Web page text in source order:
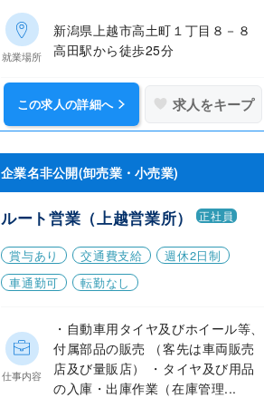
就業場所
新潟県上越市高土町１丁目８－８
高田駅から徒歩25分
この求人の詳細へ 求人をキープ
企業名非公開(卸売業・小売業)
ルート営業（上越営業所） 正社員
賞与あり 交通費支給
週休2日制
車通勤可
転勤なし
仕事内容
・自動車用タイヤ及びホイール等、
付属部品の販売 （客先は車両販売
店及び量販店） ・タイヤ及び用品
の入庫・出庫作業（在庫管理...